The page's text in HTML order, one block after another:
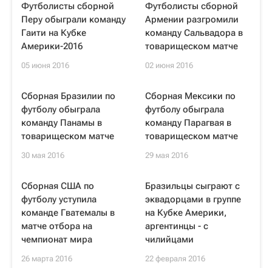
Футболисты сборной
Перу обыграли команду
Гаити на Кубке
Америки-2016
05 июня 2016
Футболисты сборной
Армении разгромили
команду Сальвадора в
товарищеском матче
02 июня 2016
Сборная Бразилии по
футболу обыграла
команду Панамы в
товарищеском матче
30 мая 2016
Сборная Мексики по
футболу обыграла
команду Парагвая в
товарищеском матче
29 мая 2016
Сборная США по
футболу уступила
команде Гватемалы в
матче отбора на
чемпионат мира
26 марта 2016
Бразильцы сыграют с
эквадорцами в группе
на Кубке Америки,
аргентинцы - с
чилийцами
22 февраля 2016